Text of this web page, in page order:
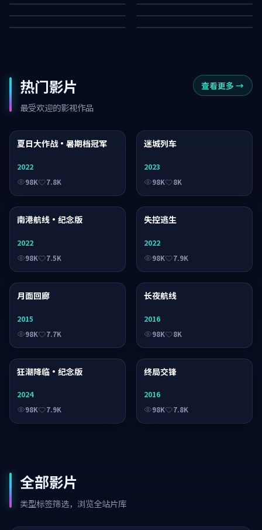
热门影片
最受欢迎的影视作品
查看更多 →
电视剧
夏日大作战·暑期档冠军
2022
98K 7.8K
迷城列车
2023
98K 8K
南港航线·纪念版
2022
98K 7.5K
失控逃生
2022
98K 7.9K
月面回廊
2015
98K 7.7K
长夜航线
2016
98K 8K
狂潮降临·纪念版
2024
98K 7.9K
终局交锋
2016
98K 7.8K
全部影片
类型标签筛选，浏览全站片库